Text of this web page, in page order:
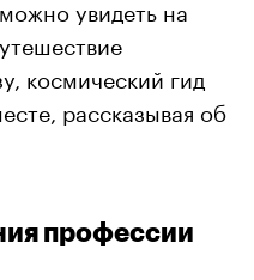
увидеть на
космический гид
рассказывая об
профессии